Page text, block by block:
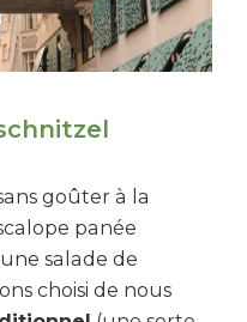
goûter à la
panée
salade de
choisi de nous